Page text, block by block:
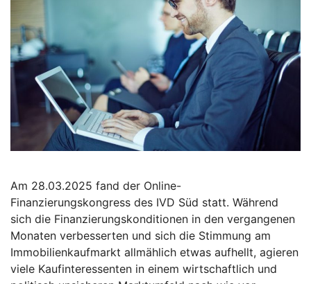
Am 28.03.2025 fand der Online-
Finanzierungskongress des IVD Süd statt. Während
sich die Finanzierungskonditionen in den vergangenen
Monaten verbesserten und sich die Stimmung am
Immobilienkaufmarkt allmählich etwas aufhellt, agieren
viele Kaufinteressenten in einem wirtschaftlich und